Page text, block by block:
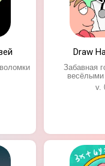
Draw
Забавная
весёлыми
v.